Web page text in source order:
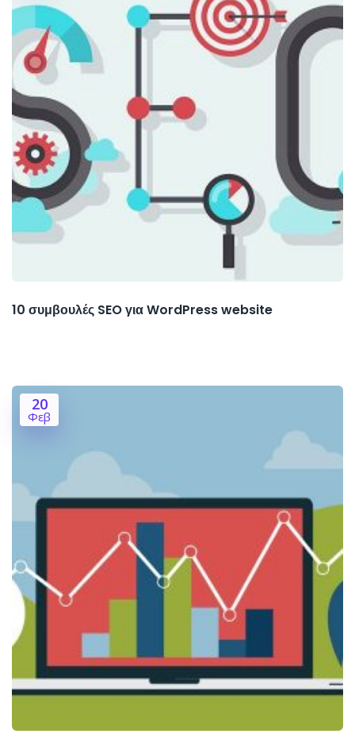
10 συμβουλές SEO για WordPress website
20
Φεβ